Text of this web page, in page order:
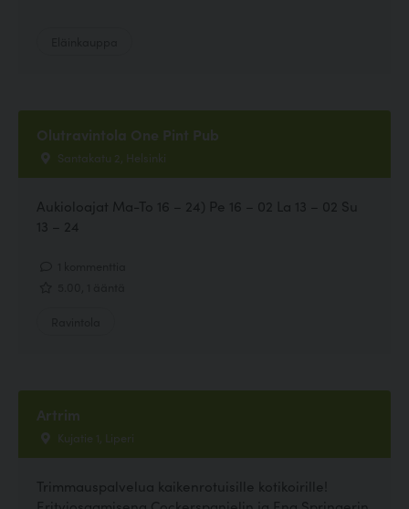
Olutravintola One Pint Pub
Santakatu 2, Helsinki
Aukioloajat Ma-To 16 – 24) Pe 16 – 02 La 13 – 02 Su
13 – 24
Artrim
Kujatie 1, Liperi
Trimmauspalvelua kaikenrotuisille kotikoirille!